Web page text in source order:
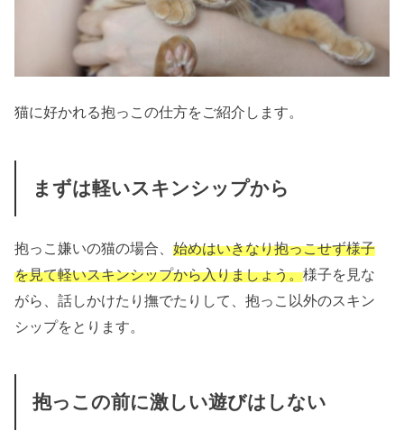
猫に好かれる抱っこの仕方をご紹介します。
まずは軽いスキンシップから
抱っこ嫌いの猫の場合、始めはいきなり抱っこせず様子
を見て軽いスキンシップから入りましょう。様子を見な
がら、話しかけたり撫でたりして、抱っこ以外のスキン
シップをとります。
抱っこの前に激しい遊びはしない